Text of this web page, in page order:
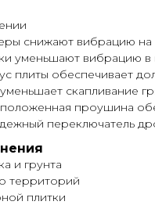
снижают вибрацию на
уменьшают вибрацию в
плиты обеспечивает
скапливание
проушина
переключатель
и грунта
территорий
плитки